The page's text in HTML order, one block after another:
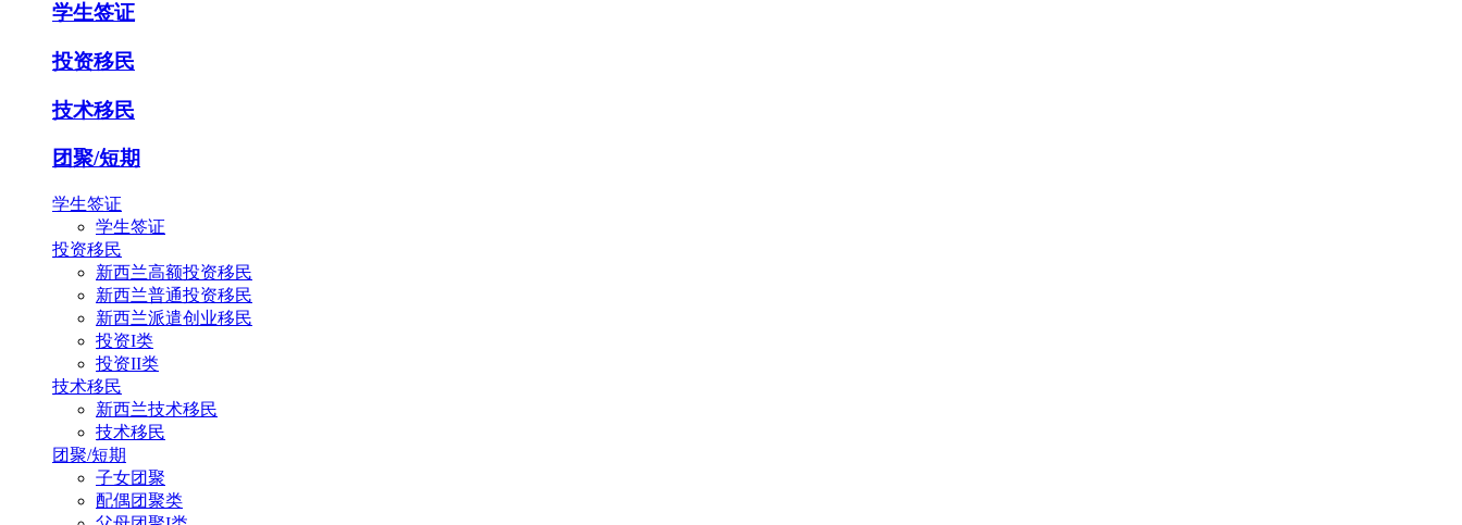
学生签证
投资移民
技术移民
团聚/短期
学生签证
学生签证
投资移民
新西兰高额投资移民
新西兰普通投资移民
新西兰派遣创业移民
投资I类
投资II类
技术移民
新西兰技术移民
技术移民
团聚/短期
子女团聚
配偶团聚类